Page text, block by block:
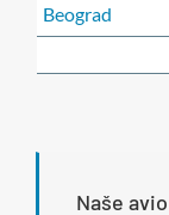
Beograd
Naše